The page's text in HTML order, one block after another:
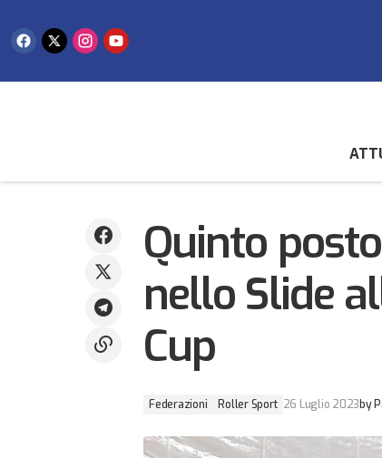
Quinto
nello Slide
Cup
Federazioni Roller Sport 26 Luglio 2023by